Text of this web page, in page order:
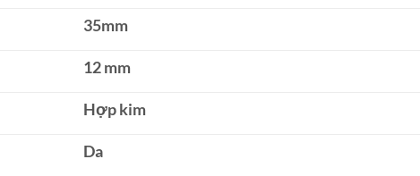
35mm
12 mm
Hợp kim
Da